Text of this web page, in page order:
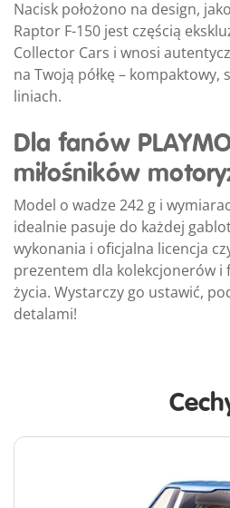
Nacisk położono na design,
Raptor F-150 jest częścią
Collector Cars i wnosi
na Twoją półkę – kompaktowy,
liniach.
Dla fanów
miłośników
Model o wadze 242 g i
idealnie pasuje do każdej
wykonania i oficjalna licencja
prezentem dla kolekcjonerów i
życia. Wystarczy go ustawić,
detalami!